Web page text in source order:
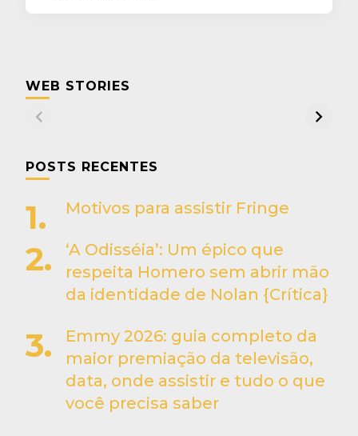
WEB STORIES
POSTS RECENTES
Motivos para assistir Fringe
‘A Odisséia’: Um épico que
respeita Homero sem abrir mão
da identidade de Nolan {Crítica}
Emmy 2026: guia completo da
maior premiação da televisão,
data, onde assistir e tudo o que
você precisa saber